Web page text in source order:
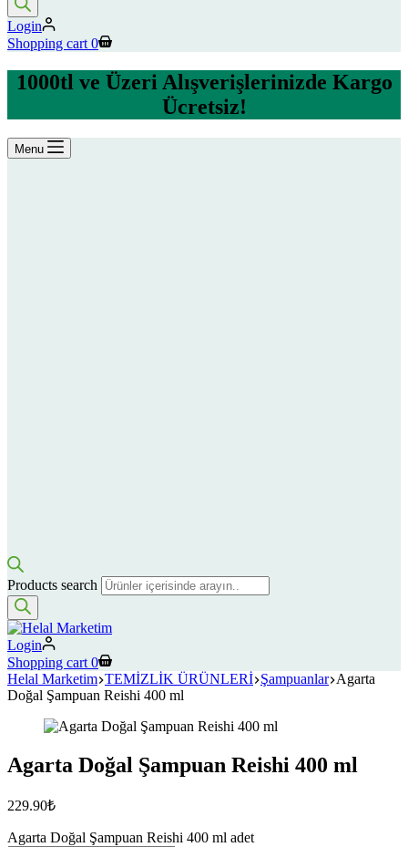
Login
Shopping cart 0
1000tl ve Üzeri Alışverişlerinizde Kargo
Ücretsiz!
Menu
Products search
Login
Shopping cart 0
Helal Marketim TEMİZLİK ÜRÜNLERİ Şampuanlar Agarta
Doğal Şampuan Reishi 400 ml
Agarta Doğal Şampuan Reishi 400 ml
229.90₺
Agarta Doğal Şampuan Reishi 400 ml adet